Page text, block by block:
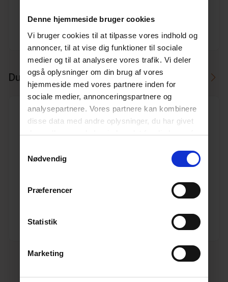
Denne hjemmeside bruger cookies
Vi bruger cookies til at tilpasse vores indhold og
annoncer, til at vise dig funktioner til sociale
medier og til at analysere vores trafik. Vi deler
også oplysninger om din brug af vores
hjemmeside med vores partnere inden for
sociale medier, annonceringspartnere og
analysepartnere. Vores partnere kan kombinere
disse data med andre oplysninger, du har givet
dem, eller som de har indsamlet fra din brug af
Nødvendig
Præferencer
Statistik
Marketing
MaterialeBeton
Du skal måske også bruge
Stora Self 100 rende sæt kl. A 100 cm m/galv.
spalterist og 110 mm udløbsstuds